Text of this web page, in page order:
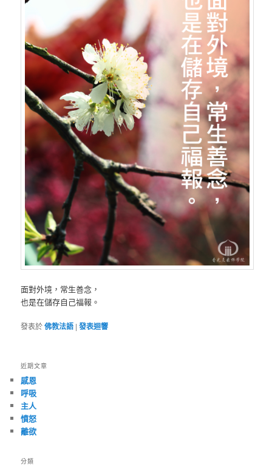
面對外境，常生善念，
也是在儲存自己福報。
發表於佛教法語 |發表迴響
近期文章
感恩
呼吸
主人
憤怒
離欲
分類